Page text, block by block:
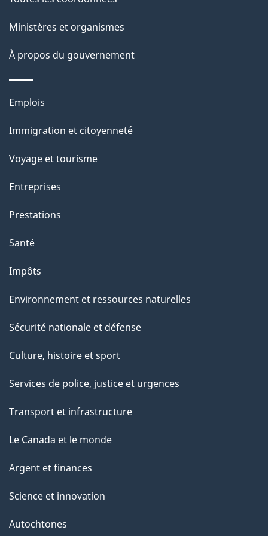
p
a
Ministères et organismes
À propos du gouvernement
Thèmes
sujets
Emplois
Immigration et citoyenneté
Voyage et tourisme
Entreprises
Prestations
Santé
Impôts
Environnement et ressources naturelles
Sécurité nationale et défense
Culture, histoire et sport
Services de police, justice et urgences
Transport et infrastructure
Le Canada et le monde
Argent et finances
Science et innovation
Autochtones